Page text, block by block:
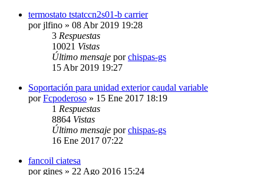
termostato tstatccn2s01-b carrier
porjlfino » 08 Abr 2019 19:28
3 Respuestas
10021 Vistas
Último mensaje porchispas-gs
15 Abr 2019 19:27
Soportación para unidad exterior caudal variable
porFcpoderoso » 15 Ene 2017 18:19
1 Respuestas
8864 Vistas
Último mensaje porchispas-gs
16 Ene 2017 07:22
fancoil ciatesa
por gines » 22 Ago 2016 15:24